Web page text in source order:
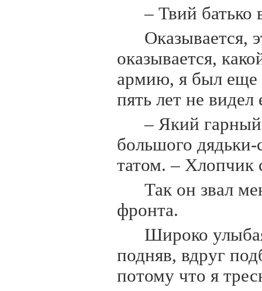
– Твий батько
Оказывается,
оказывается,
армию, я был еще
пять лет не видел
– Який
большого дядьки-
татом. – Хлопчик
Так он звал
фронта.
Широко
подняв, вдруг
потому что я